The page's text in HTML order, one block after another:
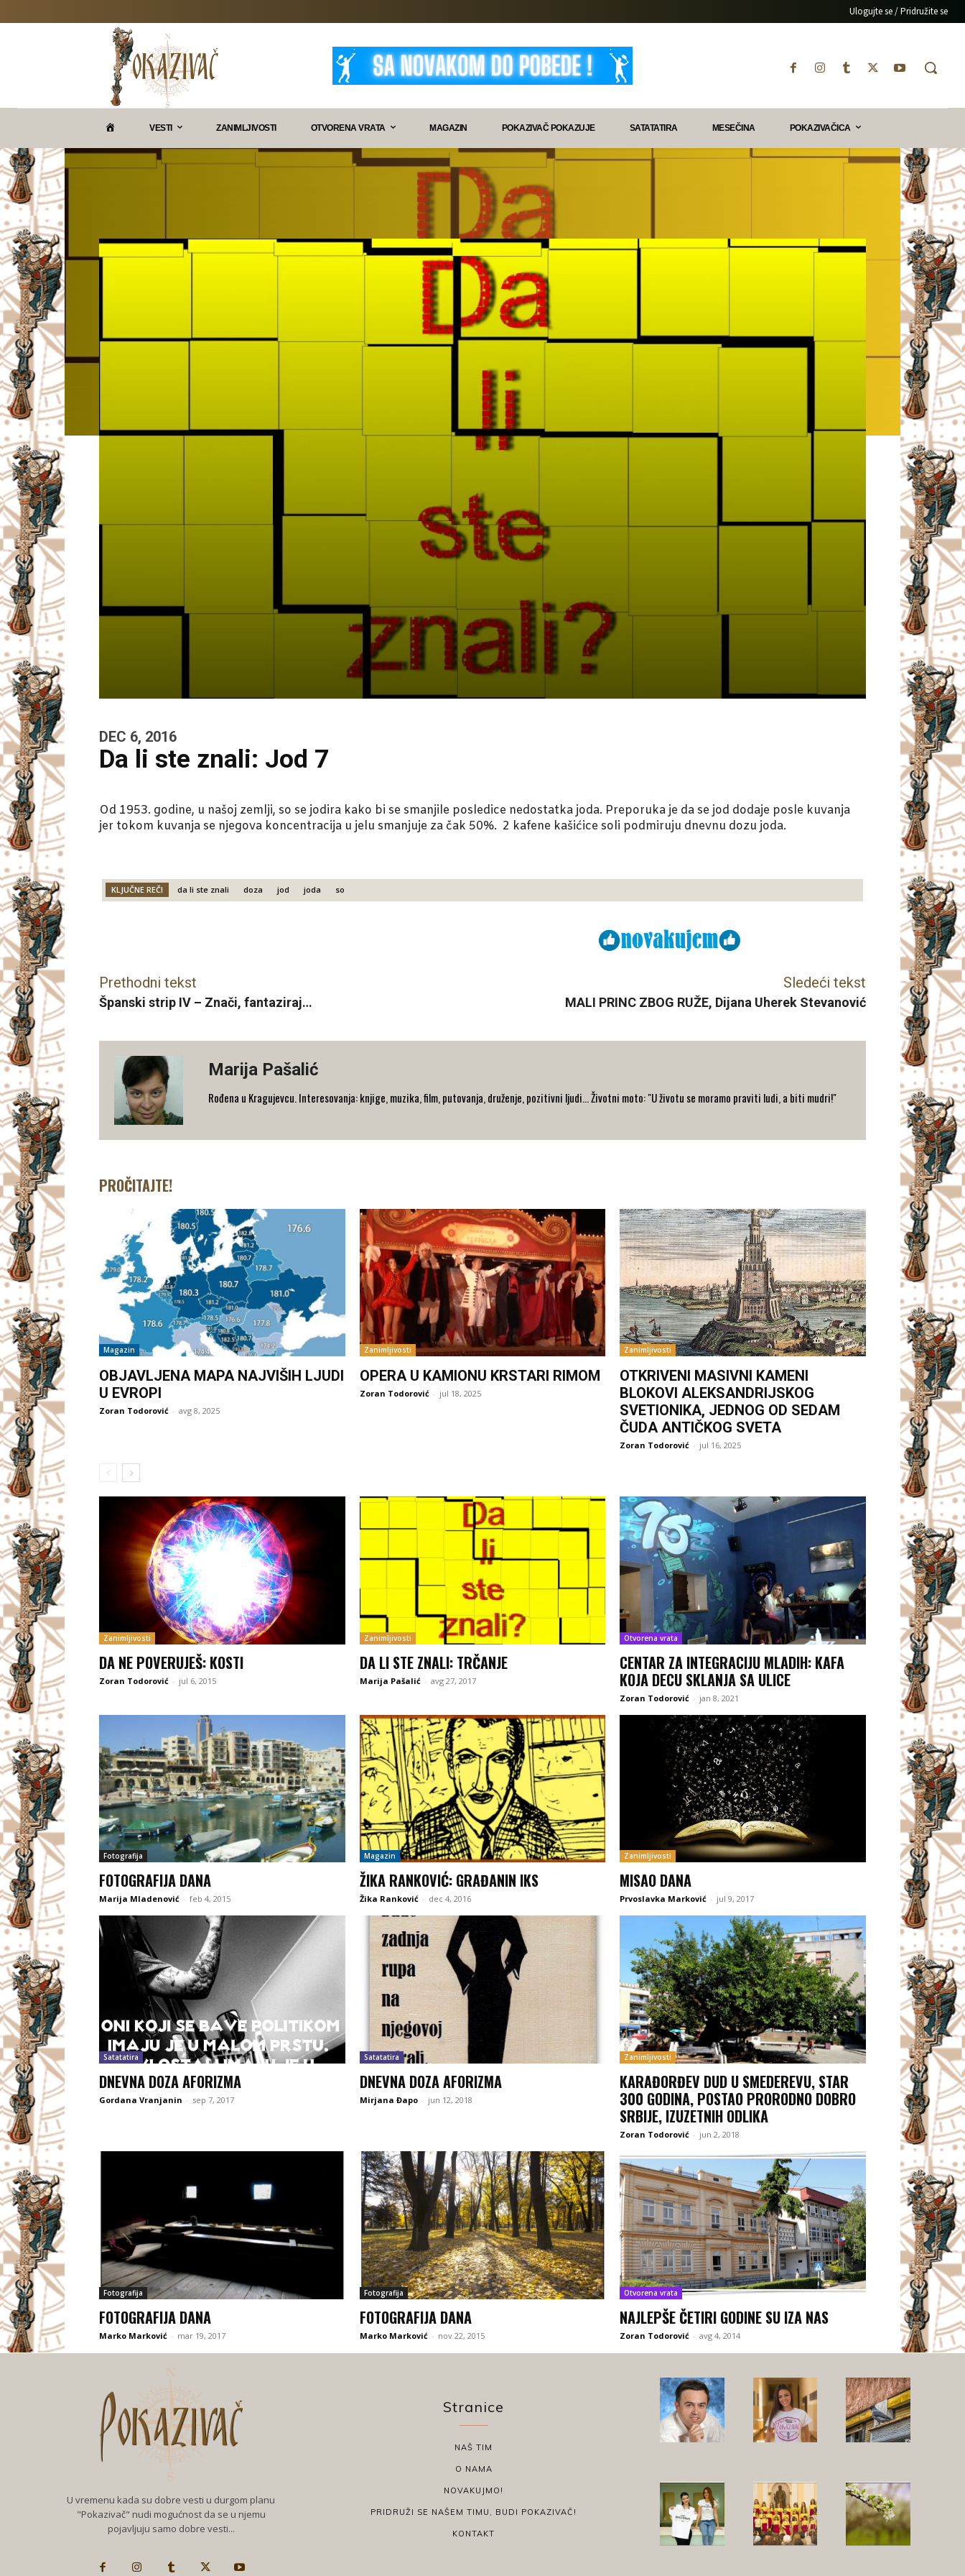
Ulogujte se / Pridružite se
O
A
VESTI ZANIMLJIVOSTI OTVORENA VRATA MAGAZIN POKAZIVAČ POKAZUJE SATATATIRA MESEČINA POKAZIVAČICA
DEC 6, 2016
Da li ste znali: Jod 7
Od 1953. godine, u našoj zemlji, so se jodira kako bi se smanjile posledice nedostatka joda. Preporuka je da se jod dodaje posle kuvanja
jer tokom kuvanja se njegova koncentracija u jelu smanjuje za čak 50%. 2 kafene kašićice soli podmiruju dnevnu dozu joda.
KLJUČNE REČI da li ste znali doza jod joda so
Prethodni tekst
Španski strip IV – Znači, fantaziraj…
Sledeći tekst
MALI PRINC ZBOG RUŽE, Dijana Uherek Stevanović
Marija Pašalić
​Rođena u Kragujevcu. Interesovanja: knjige, muzika, film, putovanja, druženje, pozitivni ljudi... Životni moto: "U životu se moramo praviti ludi, a biti mudri!"
PROČITAJTE!
Magazin
OBJAVLJENA MAPA NAJVIŠIH LJUDI
U EVROPI
Zoran Todorović - avg 8, 2025
Zanimljivosti
OPERA U KAMIONU KRSTARI RIMOM
Zoran Todorović - jul 18, 2025
Zanimljivosti
OTKRIVENI MASIVNI KAMENI
BLOKOVI ALEKSANDRIJSKOG
SVETIONIKA, JEDNOG OD SEDAM
ČUDA ANTIČKOG SVETA
Zoran Todorović - jul 16, 2025
Zanimljivosti
DA NE POVERUJEŠ: KOSTI
Zoran Todorović - jul 6, 2015
Zanimljivosti
DA LI STE ZNALI: TRČANJE
Marija Pašalić - avg 27, 2017
Otvorena vrata
CENTAR ZA INTEGRACIJU MLADIH: KAFA
KOJA DECU SKLANJA SA ULICE
Zoran Todorović - jan 8, 2021
Fotografija
FOTOGRAFIJA DANA
Marija Mladenović - feb 4, 2015
Magazin
ŽIKA RANKOVIĆ: GRAĐANIN IKS
Žika Ranković - dec 4, 2016
Zanimljivosti
MISAO DANA
Prvoslavka Marković - jul 9, 2017
Satatatira
DNEVNA DOZA AFORIZMA
Gordana Vranjanin - sep 7, 2017
Satatatira
DNEVNA DOZA AFORIZMA
Mirjana Đapo - jun 12, 2018
Zanimljivosti
KARAĐORĐEV DUD U SMEDEREVU, STAR
300 GODINA, POSTAO PRORODNO DOBRO
SRBIJE, IZUZETNIH ODLIKA
Zoran Todorović - jun 2, 2018
Fotografija
FOTOGRAFIJA DANA
Marko Marković - mar 19, 2017
Fotografija
FOTOGRAFIJA DANA
Marko Marković - nov 22, 2015
Otvorena vrata
NAJLEPŠE ČETIRI GODINE SU IZA NAS
Zoran Todorović - avg 4, 2014
U vremenu kada su dobre vesti u durgom planu
"Pokazivač" nudi mogućnost da se u njemu
pojavljuju samo dobre vesti...
Stranice
NAŠ TIM
O NAMA
NOVAKUJMO!
PRIDRUŽI SE NAŠEM TIMU, BUDI POKAZIVAČ!
KONTAKT